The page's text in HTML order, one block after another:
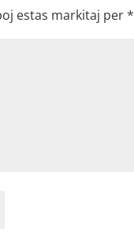
estas markitaj per*